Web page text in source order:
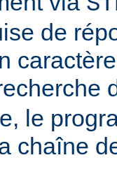
de
le
chaîne